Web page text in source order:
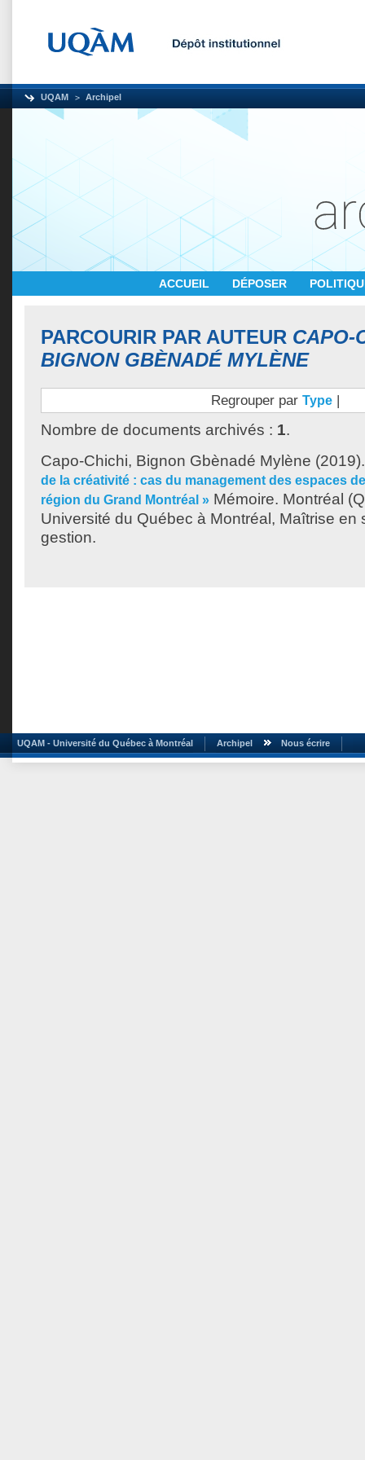
UQAM Archipel
ACCUEIL DÉPOSER
PARCOURIR PAR AUTEUR CAPO-
BIGNON GBÈNADÉ MYLÈNE
Regrouper par Type |
Nombre de documents archivés : 1.
Capo-Chichi, Bignon Gbènadé Mylène
de la créativité : cas du management des espaces
région du Grand Montréal » Mémoire. Montréal
Université du Québec à Montréal, Maîtrise en
gestion.
UQAM - Université du Québec à Montréal Archipel Nous écrire